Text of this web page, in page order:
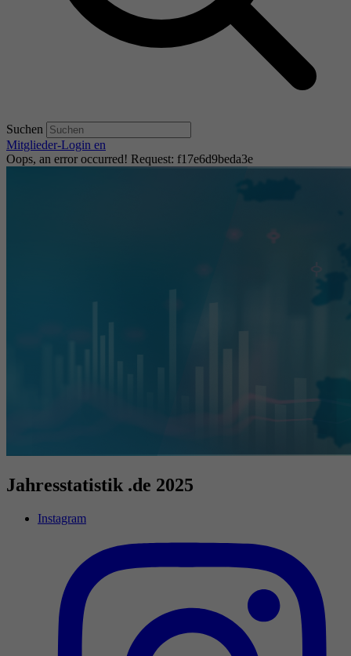
Suchen
Mitglieder-Login en
Oops, an error occurred! Request: f17e6d9beda3e
Jahresstatistik .de 2025
Instagram